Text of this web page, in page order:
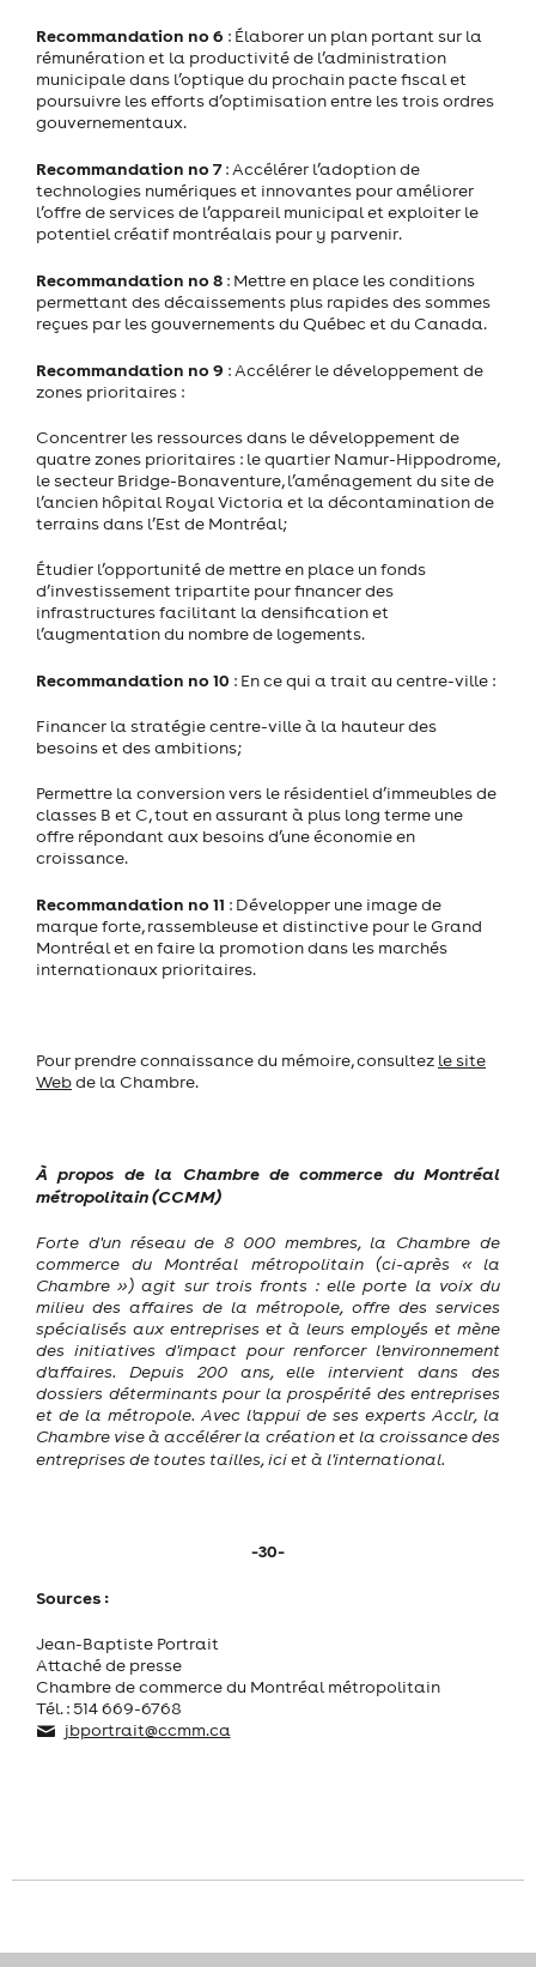
Recommandation no 6 : Élaborer un plan portant sur la
rémunération et la productivité de l’administration
municipale dans l’optique du prochain pacte fiscal et
poursuivre les efforts d’optimisation entre les trois ordres
gouvernementaux.
Recommandation no 7: Accélérer l’adoption de
technologies numériques et innovantes pour améliorer
l’offre de services de l’appareil municipal et exploiter le
potentiel créatif montréalais pour y parvenir.
Recommandation no 8 : Mettre en place les conditions
permettant des décaissements plus rapides des sommes
reçues par les gouvernements du Québec et du Canada.
Recommandation no 9 : Accélérer le développement de
zones prioritaires :
Concentrer les ressources dans le développement de
quatre zones prioritaires : le quartier Namur-Hippodrome,
le secteur Bridge-Bonaventure, l’aménagement du site de
l’ancien hôpital Royal Victoria et la décontamination de
terrains dans l’Est de Montréal;
Étudier l’opportunité de mettre en place un fonds
d’investissement tripartite pour financer des
infrastructures facilitant la densification et
l’augmentation du nombre de logements.
Recommandation no 10 : En ce qui a trait au centre-ville :
Financer la stratégie centre-ville à la hauteur des
besoins et des ambitions;
Permettre la conversion vers le résidentiel d’immeubles de
classes B et C, tout en assurant à plus long terme une
offre répondant aux besoins d’une économie en
croissance.
Recommandation no 11 : Développer une image de
marque forte, rassembleuse et distinctive pour le Grand
Montréal et en faire la promotion dans les marchés
internationaux prioritaires.
Pour prendre connaissance du mémoire, consultez le site
Webde la Chambre.
À propos de la Chambre de commerce du Montréal
métropolitain (CCMM)
Forte d'un réseau de 8 000 membres, la Chambre de
commerce du Montréal métropolitain (ci-après « la
Chambre ») agit sur trois fronts : elle porte la voix du
milieu des affaires de la métropole, offre des services
spécialisés aux entreprises et à leurs employés et mène
des initiatives d'impact pour renforcer l'environnement
d'affaires. Depuis 200 ans, elle intervient dans des
dossiers déterminants pour la prospérité des entreprises
et de la métropole. Avec l'appui de ses experts Acclr, la
Chambre vise à accélérer la création et la croissance des
entreprises de toutes tailles, ici et à l'international.
-30-
Sources :
Jean-Baptiste Portrait
Attaché de presse
Chambre de commerce du Montréal métropolitain
Tél. : 514 669-6768
jbportrait@ccmm.ca